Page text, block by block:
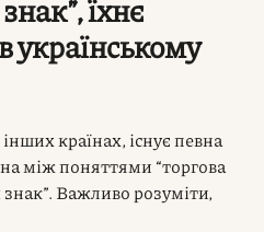
їхнє
українському
інших країнах, існує певна
між поняттями “торгова
Важливо розуміти,